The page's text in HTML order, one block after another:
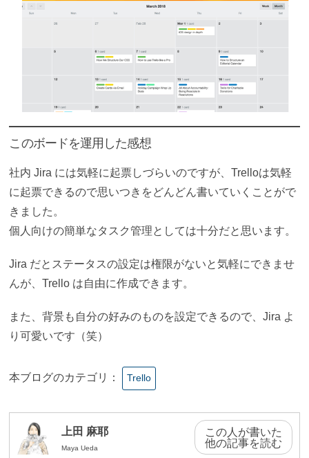
このボードを運用した感想
社内 Jira には気軽に起票しづらいのですが、Trelloは気軽
に起票できるので思いつきをどんどん書いていくことがで
きました。
個人向けの簡単なタスク管理としては十分だと思います。
Jira だとステータスの設定は権限がないと気軽にできませ
んが、Trello は自由に作成できます。
また、背景も自分の好みのものを設定できるので、Jira よ
り可愛いです（笑）
本ブログのカテゴリ： Trello
上田 麻耶
Maya Ueda
この人が書いた
他の記事を読む